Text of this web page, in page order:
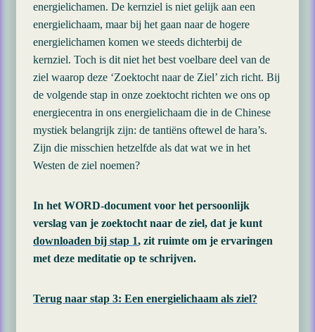
energielichamen. De kernziel is niet gelijk aan een
energielichaam, maar bij het gaan naar de hogere
energielichamen komen we steeds dichterbij de
kernziel. Toch is dit niet het best voelbare deel van de
ziel waarop deze ‘Zoektocht naar de Ziel’ zich richt. Bij
de volgende stap in onze zoektocht richten we ons op
energiecentra in ons energielichaam die in de Chinese
mystiek belangrijk zijn: de tantiëns oftewel de hara’s.
Zijn die misschien hetzelfde als dat wat we in het
Westen de ziel noemen?
In het WORD-document voor het persoonlijk
verslag van je zoektocht naar de ziel, dat je kunt
downloaden bij stap 1, zit ruimte om je ervaringen
met deze meditatie op te schrijven.
Terug naar stap 3: Een energielichaam als ziel?